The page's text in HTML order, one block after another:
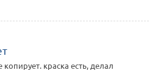
краска есть, делал